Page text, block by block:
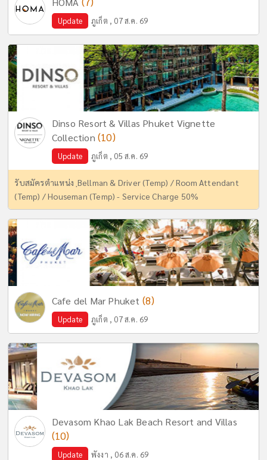
Update ภูเก็ต , 07 ส.ค. 69
Dinso Resort & Villas Phuket Vignette
Collection (10)
Update ภูเก็ต , 05 ส.ค. 69
รับสมัครตำแหน่ง ฺBellman & Driver (Temp) / Room Attendant
(Temp) / Houseman (Temp) - Service Charge 50%
Cafe del Mar Phuket (8)
Update ภูเก็ต , 07 ส.ค. 69
Devasom Khao Lak Beach Resort and Villas
(10)
Update พังงา , 06 ส.ค. 69